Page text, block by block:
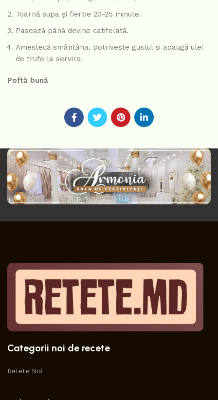
Toarnă supa și fierbe 20-25 minute.
Pasează până devine catifelată.
Amestecă smântâna, potrivește gustul și adaugă ulei
de trufe la servire.
Poftă bună
Categorii noi de recete
Retete Noi